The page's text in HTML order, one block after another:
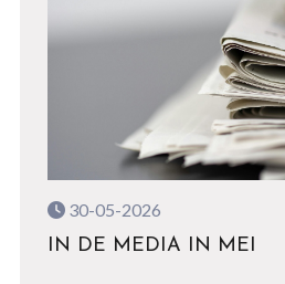
30-05-2026
IN DE MEDIA IN MEI